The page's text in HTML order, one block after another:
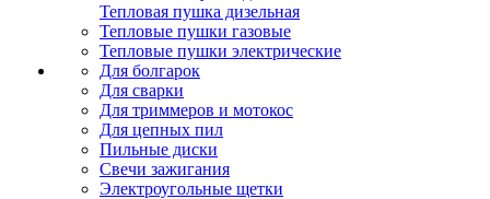
Тепловая пушка дизельная
Тепловые пушки газовые
Тепловые пушки электрические
Для болгарок
Для сварки
Для триммеров и мотокос
Для цепных пил
Пильные диски
Свечи зажигания
Электроугольные щетки